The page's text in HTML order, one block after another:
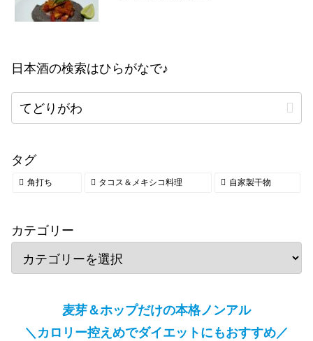
日本酒の検索はひらがなで♪
タグ
角打ち タコス＆メキシコ料理 自家製干物
カテゴリー
麦芽＆ホップだけの本格ノンアル
＼カロリー控えめでダイエットにもおすすめ／